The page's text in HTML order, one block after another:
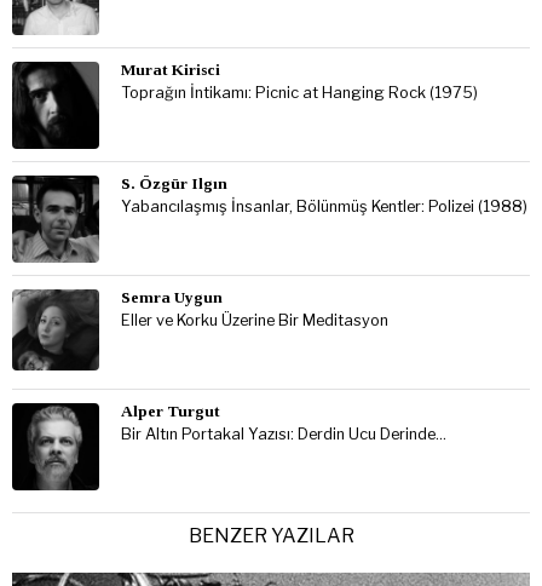
Murat Kirisci
Toprağın İntikamı: Picnic at Hanging Rock (1975)
S. Özgür Ilgın
Yabancılaşmış İnsanlar, Bölünmüş Kentler: Polizei (1988)
Semra Uygun
Eller ve Korku Üzerine Bir Meditasyon
Alper Turgut
Bir Altın Portakal Yazısı: Derdin Ucu Derinde…
BENZER YAZILAR